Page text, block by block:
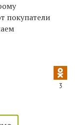
покупатели
3